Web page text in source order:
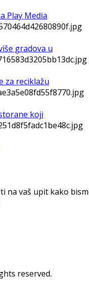
Play Media
gradova u
za reciklažu
koji
na vaš upit kako
reserved.